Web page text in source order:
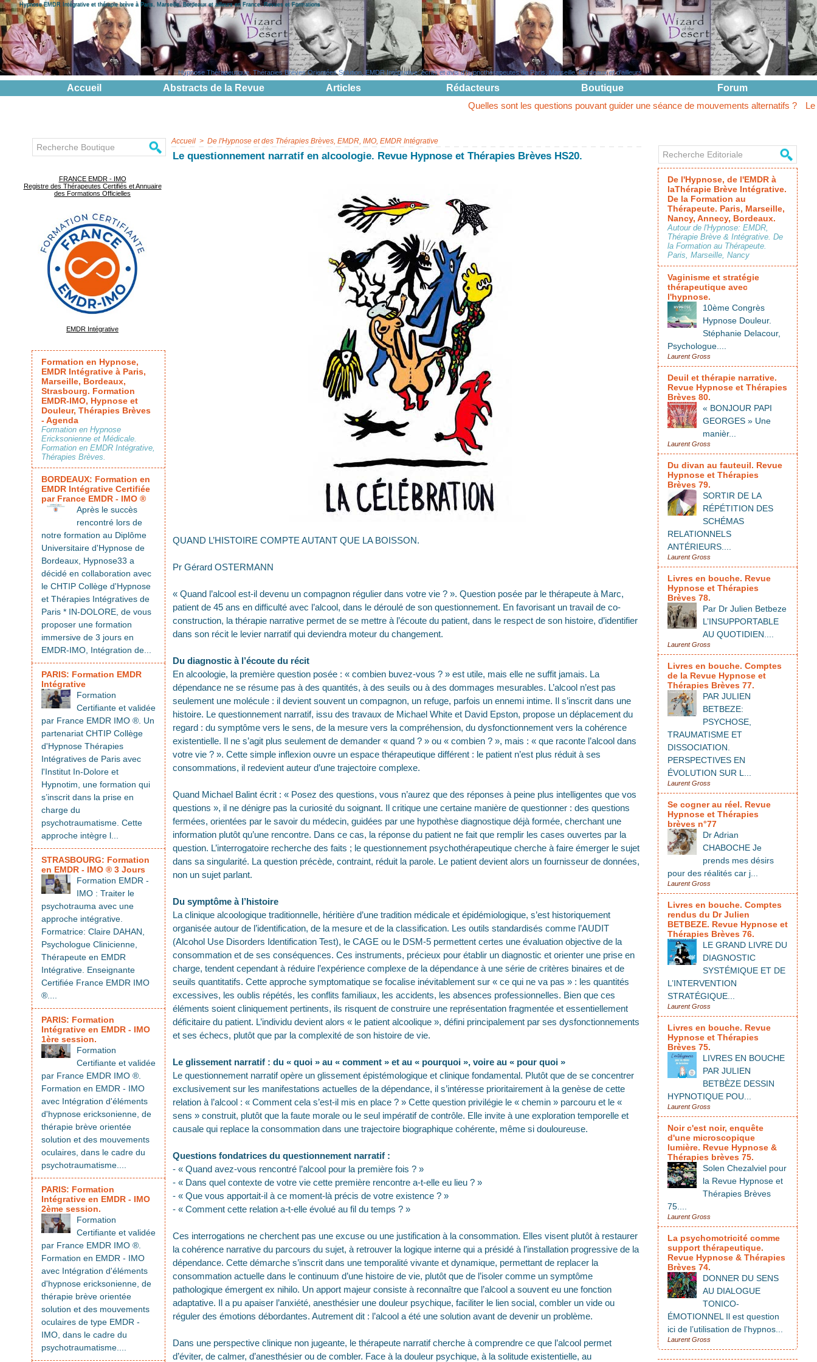
Hypnose EMDR Intégrative et thérapie brève à Paris, Marseille, Bordeaux et ailleurs en France. Revues et Formations
Hypnose Thérapeutique, Thérapies Brèves Orientées Solution, EMDR Intégrative: écrits et avis d'hypnothérapeutes de Paris, Marseille, Bordeaux et d'ailleurs
Accueil Abstracts de la Revue Articles Rédacteurs Boutique
Forum
Quelles sont les questions pouvant guider une séance de mouvements alternatifs ?
Le
FRANCE EMDR - IMO
Registre des Thérapeutes Certifiés et Annuaire
des Formations Officielles
EMDR Intégrative
Formation en Hypnose,
EMDR Intégrative à Paris,
Marseille, Bordeaux,
Strasbourg. Formation
EMDR-IMO, Hypnose et
Douleur, Thérapies Brèves
- Agenda
Formation en Hypnose
Ericksonienne et Médicale.
Formation en EMDR Intégrative,
Thérapies Brèves.
BORDEAUX: Formation en
EMDR Intégrative Certifiée
par France EMDR - IMO ®
Après le succès
rencontré lors de
notre formation au Diplôme
Universitaire d'Hypnose de
Bordeaux, Hypnose33 a
décidé en collaboration avec
le CHTIP Collège d'Hypnose
et Thérapies Intégratives de
Paris * IN-DOLORE, de vous
proposer une formation
immersive de 3 jours en
EMDR-IMO, Intégration de...
PARIS: Formation EMDR
Intégrative
Formation
Certifiante et validée
par France EMDR IMO ®. Un
partenariat CHTIP Collège
d'Hypnose Thérapies
Intégratives de Paris avec
l'Institut In-Dolore et
Hypnotim, une formation qui
s’inscrit dans la prise en
charge du
psychotraumatisme. Cette
approche intègre l...
STRASBOURG: Formation
en EMDR - IMO ® 3 Jours
Formation EMDR -
IMO : Traiter le
psychotrauma avec une
approche intégrative.
Formatrice: Claire DAHAN,
Psychologue Clinicienne,
Thérapeute en EMDR
Intégrative. Enseignante
Certifiée France EMDR IMO
®....
PARIS: Formation
Intégrative en EMDR - IMO
1ère session.
Formation
Certifiante et validée
par France EMDR IMO ®.
Formation en EMDR - IMO
avec Intégration d'éléments
d'hypnose ericksonienne, de
thérapie brève orientée
solution et des mouvements
oculaires, dans le cadre du
psychotraumatisme....
PARIS: Formation
Intégrative en EMDR - IMO
2ème session.
Formation
Certifiante et validée
par France EMDR IMO ®.
Formation en EMDR - IMO
avec Intégration d'éléments
d'hypnose ericksonienne, de
thérapie brève orientée
solution et des mouvements
oculaires de type EMDR -
IMO, dans le cadre du
psychotraumatisme....
Accueil > De l'Hypnose et des Thérapies Brèves, EMDR, IMO, EMDR Intégrative
Le questionnement narratif en alcoologie. Revue Hypnose et Thérapies Brèves HS20.
QUAND L’HISTOIRE COMPTE AUTANT QUE LA BOISSON.
Pr Gérard OSTERMANN
« Quand l’alcool est-il devenu un compagnon régulier dans votre vie ? ». Question posée par le thérapeute à Marc,
patient de 45 ans en difficulté avec l’alcool, dans le déroulé de son questionnement. En favorisant un travail de co-
construction, la thérapie narrative permet de se mettre à l’écoute du patient, dans le respect de son histoire, d’identifier
dans son récit le levier narratif qui deviendra moteur du changement.
Du diagnostic à l’écoute du récit
En alcoologie, la première question posée : « combien buvez-vous ? » est utile, mais elle ne suffit jamais. La
dépendance ne se résume pas à des quantités, à des seuils ou à des dommages mesurables. L’alcool n’est pas
seulement une molécule : il devient souvent un compagnon, un refuge, parfois un ennemi intime. Il s’inscrit dans une
histoire. Le questionnement narratif, issu des travaux de Michael White et David Epston, propose un déplacement du
regard : du symptôme vers le sens, de la mesure vers la compréhension, du dysfonctionnement vers la cohérence
existentielle. Il ne s’agit plus seulement de demander « quand ? » ou « combien ? », mais : « que raconte l’alcool dans
votre vie ? ». Cette simple inflexion ouvre un espace thérapeutique différent : le patient n’est plus réduit à ses
consommations, il redevient auteur d’une trajectoire complexe.
Quand Michael Balint écrit : « Posez des questions, vous n’aurez que des réponses à peine plus intelligentes que vos
questions », il ne dénigre pas la curiosité du soignant. Il critique une certaine manière de questionner : des questions
fermées, orientées par le savoir du médecin, guidées par une hypothèse diagnostique déjà formée, cherchant une
information plutôt qu’une rencontre. Dans ce cas, la réponse du patient ne fait que remplir les cases ouvertes par la
question. L’interrogatoire recherche des faits ; le questionnement psychothérapeutique cherche à faire émerger le sujet
dans sa singularité. La question précède, contraint, réduit la parole. Le patient devient alors un fournisseur de données,
non un sujet parlant.
Du symptôme à l’histoire
La clinique alcoologique traditionnelle, héritière d’une tradition médicale et épidémiologique, s’est historiquement
organisée autour de l’identification, de la mesure et de la classification. Les outils standardisés comme l’AUDIT
(Alcohol Use Disorders Identification Test), le CAGE ou le DSM-5 permettent certes une évaluation objective de la
consommation et de ses conséquences. Ces instruments, précieux pour établir un diagnostic et orienter une prise en
charge, tendent cependant à réduire l’expérience complexe de la dépendance à une série de critères binaires et de
seuils quantitatifs. Cette approche symptomatique se focalise inévitablement sur « ce qui ne va pas » : les quantités
excessives, les oublis répétés, les conflits familiaux, les accidents, les absences professionnelles. Bien que ces
éléments soient cliniquement pertinents, ils risquent de construire une représentation fragmentée et essentiellement
déficitaire du patient. L’individu devient alors « le patient alcoolique », défini principalement par ses dysfonctionnements
et ses échecs, plutôt que par la complexité de son histoire de vie.
Le glissement narratif : du « quoi » au « comment » et au « pourquoi », voire au « pour quoi »
Le questionnement narratif opère un glissement épistémologique et clinique fondamental. Plutôt que de se concentrer
exclusivement sur les manifestations actuelles de la dépendance, il s’intéresse prioritairement à la genèse de cette
relation à l’alcool : « Comment cela s’est-il mis en place ? » Cette question privilégie le « chemin » parcouru et le «
sens » construit, plutôt que la faute morale ou le seul impératif de contrôle. Elle invite à une exploration temporelle et
causale qui replace la consommation dans une trajectoire biographique cohérente, même si douloureuse.
Questions fondatrices du questionnement narratif :
- « Quand avez-vous rencontré l’alcool pour la première fois ? »
- « Dans quel contexte de votre vie cette première rencontre a-t-elle eu lieu ? »
- « Que vous apportait-il à ce moment-là précis de votre existence ? »
- « Comment cette relation a-t-elle évolué au fil du temps ? »
Ces interrogations ne cherchent pas une excuse ou une justification à la consommation. Elles visent plutôt à restaurer
la cohérence narrative du parcours du sujet, à retrouver la logique interne qui a présidé à l’installation progressive de la
dépendance. Cette démarche s’inscrit dans une temporalité vivante et dynamique, permettant de replacer la
consommation actuelle dans le continuum d’une histoire de vie, plutôt que de l’isoler comme un symptôme
pathologique émergent ex nihilo. Un apport majeur consiste à reconnaître que l’alcool a souvent eu une fonction
adaptative. Il a pu apaiser l’anxiété, anesthésier une douleur psychique, faciliter le lien social, combler un vide ou
réguler des émotions débordantes. Autrement dit : l’alcool a été une solution avant de devenir un problème.
Dans une perspective clinique non jugeante, le thérapeute narratif cherche à comprendre ce que l’alcool permet
d’éviter, de calmer, d’anesthésier ou de combler. Face à la douleur psychique, à la solitude existentielle, au
De l'Hypnose, de l'EMDR à
laThérapie Brève Intégrative.
De la Formation au
Thérapeute. Paris, Marseille,
Nancy, Annecy, Bordeaux.
Autour de l'Hypnose: EMDR,
Thérapie Brève & Intégrative. De
la Formation au Thérapeute.
Paris, Marseille, Nancy
Vaginisme et stratégie
thérapeutique avec
l'hypnose.
10ème Congrès
Hypnose Douleur.
Stéphanie Delacour,
Psychologue....
Laurent Gross
Deuil et thérapie narrative.
Revue Hypnose et Thérapies
Brèves 80.
« BONJOUR PAPI
GEORGES » Une
manièr...
Laurent Gross
Du divan au fauteuil. Revue
Hypnose et Thérapies
Brèves 79.
SORTIR DE LA
RÉPÉTITION DES
SCHÉMAS
RELATIONNELS
ANTÉRIEURS....
Laurent Gross
Livres en bouche. Revue
Hypnose et Thérapies
Brèves 78.
Par Dr Julien Betbeze
L’INSUPPORTABLE
AU QUOTIDIEN....
Laurent Gross
Livres en bouche. Comptes
de la Revue Hypnose et
Thérapies Brèves 77.
PAR JULIEN
BETBEZE:
PSYCHOSE,
TRAUMATISME ET
DISSOCIATION.
PERSPECTIVES EN
ÉVOLUTION SUR L...
Laurent Gross
Se cogner au réel. Revue
Hypnose et Thérapies
brèves n°77
Dr Adrian
CHABOCHE Je
prends mes désirs
pour des réalités car j...
Laurent Gross
Livres en bouche. Comptes
rendus du Dr Julien
BETBEZE. Revue Hypnose et
Thérapies Brèves 76.
LE GRAND LIVRE DU
DIAGNOSTIC
SYSTÉMIQUE ET DE
L’INTERVENTION
STRATÉGIQUE...
Laurent Gross
Livres en bouche. Revue
Hypnose et Thérapies
Brèves 75.
LIVRES EN BOUCHE
PAR JULIEN
BETBÈZE DESSIN
HYPNOTIQUE POU...
Laurent Gross
Noir c'est noir, enquête
d'une microscopique
lumière. Revue Hypnose &
Thérapies brèves 75.
Solen Chezalviel pour
la Revue Hypnose et
Thérapies Brèves
75....
Laurent Gross
La psychomotricité comme
support thérapeutique.
Revue Hypnose & Thérapies
Brèves 74.
DONNER DU SENS
AU DIALOGUE
TONICO-
ÉMOTIONNEL Il est question
ici de l’utilisation de l’hypnos...
Laurent Gross